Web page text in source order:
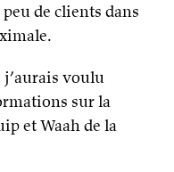
de clients dans
voulu
sur la
et Waah de la